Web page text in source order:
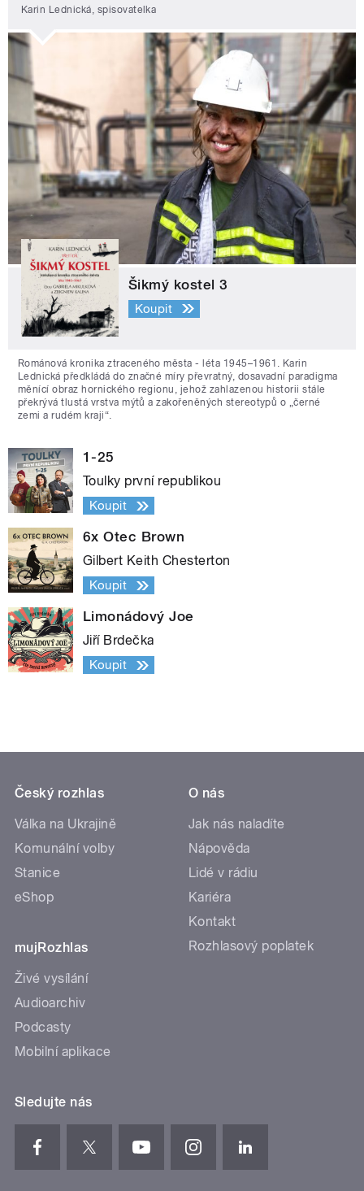
Karin Lednická, spisovatelka
Šikmý kostel 3
Koupit
Románová kronika ztraceného města - léta 1945–1961. Karin
Lednická předkládá do značné míry převratný, dosavadní paradigma
měnící obraz hornického regionu, jehož zahlazenou historii stále
překrývá tlustá vrstva mýtů a zakořeněných stereotypů o „černé
zemi a rudém kraji“.
1-25
Toulky první republikou
Koupit
6x Otec Brown
Gilbert Keith Chesterton
Koupit
Limonádový Joe
Jiří Brdečka
Koupit
Český rozhlas
Válka na Ukrajině
Komunální volby
Stanice
eShop
mujRozhlas
Živé vysílání
Audioarchiv
Podcasty
Mobilní aplikace
O nás
Jak nás naladíte
Nápověda
Lidé v rádiu
Kariéra
Kontakt
Rozhlasový poplatek
Sledujte nás